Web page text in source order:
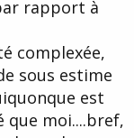
rapport à
complexée,
sous estime
est
moi....bref,